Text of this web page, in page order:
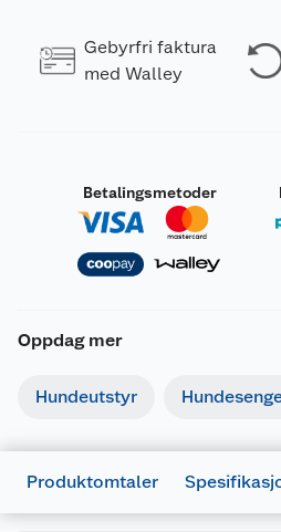
Gebyrfri faktura
med Walley
Betalingsmetoder
Oppdag mer
Hundeutstyr
Produktomtaler
Generelt